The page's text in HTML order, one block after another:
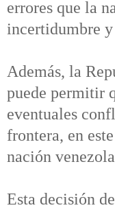
errores que la
incertidumbre
Además, la
puede permitir
eventuales
frontera, en
nación
Esta decisión